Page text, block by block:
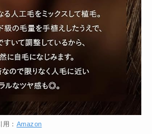
用： Amazon